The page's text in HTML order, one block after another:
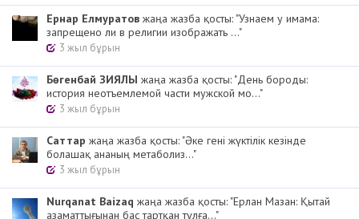
Ернар Елмуратов жаңа жазба қосты: "Узнаем у имама:
запрещено ли в религии изображать ..."
3 жыл бұрын
Бөгенбай ЗИЯЛЫ жаңа жазба қосты: "День бороды:
история неотъемлемой части мужской мо..."
3 жыл бұрын
Cаттар жаңа жазба қосты: "Әке гені жүктілік кезінде
болашақ ананың метаболиз..."
3 жыл бұрын
Nurqanat Baizaq жаңа жазба қосты: "Ерлан Мазан: Қытай
азаматтығынан бас тартқан тұлға..."